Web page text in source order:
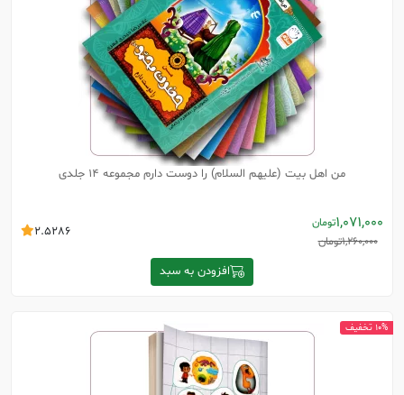
من اهل بیت (علیهم السلام) را دوست دارم مجموعه 14 جلدی
1,071,000تومان
1,260,000تومان
2.5286
افزودن به سبد
10% تخفیف